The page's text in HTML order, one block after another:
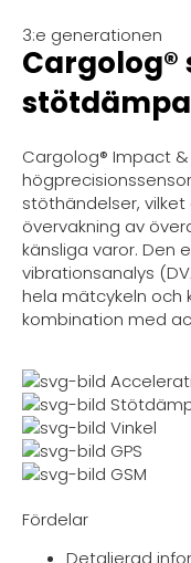
3:e generationen
Cargolog®
Cargolog® Impact
stöthändelser,
övervakning av
känsliga varor. Den
vibrationsanalys
hela mätcykeln och
kombination med
Vinkel
GPS
GSM
Fördelar
Detaljerad